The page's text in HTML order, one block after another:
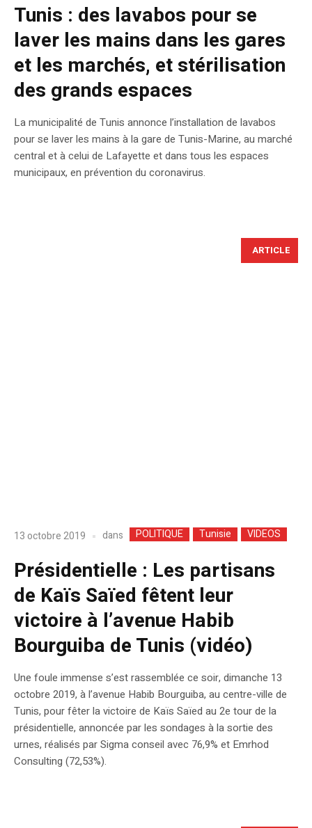
Tunis : des lavabos pour se
laver les mains dans les gares
et les marchés, et stérilisation
des grands espaces
La municipalité de Tunis annonce l’installation de lavabos
pour se laver les mains à la gare de Tunis-Marine, au marché
central et à celui de Lafayette et dans tous les espaces
municipaux, en prévention du coronavirus.
ARTICLE
13 octobre 2019 dans POLITIQUE Tunisie VIDEOS
Présidentielle : Les partisans
de Kaïs Saïed fêtent leur
victoire à l’avenue Habib
Bourguiba de Tunis (vidéo)
Une foule immense s’est rassemblée ce soir, dimanche 13
octobre 2019, à l’avenue Habib Bourguiba, au centre-ville de
Tunis, pour fêter la victoire de Kaïs Saïed au 2e tour de la
présidentielle, annoncée par les sondages à la sortie des
urnes, réalisés par Sigma conseil avec 76,9% et Emrhod
Consulting (72,53%).